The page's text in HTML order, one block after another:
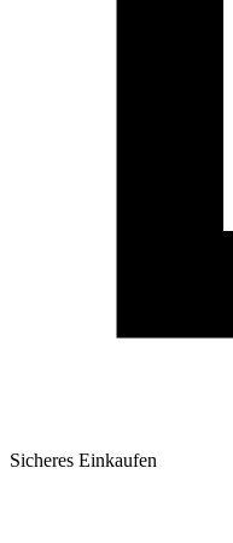
Sicheres Einkaufen